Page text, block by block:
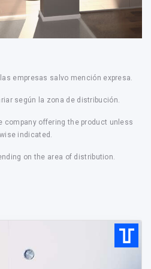
empresas salvo mención expresa.
según la zona de distribución.
company offering the product unless
indicated.
on the area of distribution.